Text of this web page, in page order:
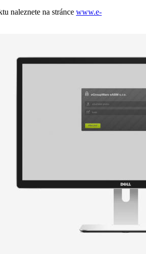
naleznete na stránce www.e-